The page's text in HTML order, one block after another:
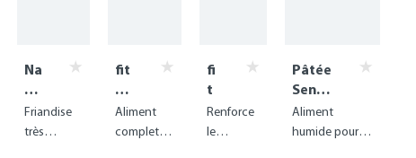
Na
tu
rC
ro
Friandise
très
fit
&
vit
al
Aliment
complet
fi
t
&
vi
Renforce
le
Pâtée
Sensi
ble
Pupp
Aliment
humide pour